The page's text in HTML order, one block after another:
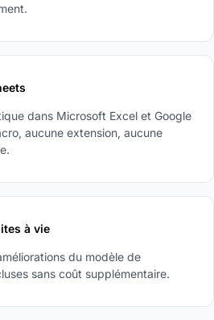
dans Microsoft Excel et Google
aucune extension, aucune
à vie
du modèle de
sans coût supplémentaire.